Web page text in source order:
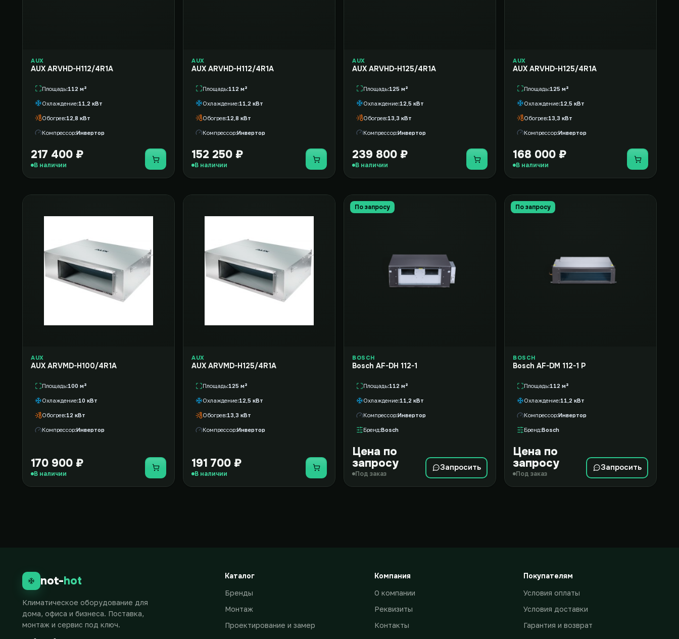
AUX
AUX ARVHD-H112/4R1A
Площадь 112 м²
Охлаждение 11,2 кВт
Обогрев 12,8 кВт
Компрессор Инвертор
217 400 ₽
В наличии Купить
AUX
AUX ARVHD-H112/4R1A
Площадь 112 м²
Охлаждение 11,2 кВт
Обогрев 12,8 кВт
Компрессор Инвертор
152 250 ₽
В наличии Купить
AUX
AUX ARVHD-H125/4R1A
Площадь 125 м²
Охлаждение 12,5 кВт
Обогрев 13,3 кВт
Компрессор Инвертор
239 800 ₽
В наличии Купить
AUX
AUX ARVHD-H125/4R1A
Площадь 125 м²
Охлаждение 12,5 кВт
Обогрев 13,3 кВт
Компрессор Инвертор
168 000 ₽
В наличии Купить
AUX
AUX ARVMD-H100/4R1A
Площадь 100 м²
Охлаждение 10 кВт
Обогрев 12 кВт
Компрессор Инвертор
170 900 ₽
В наличии Купить
AUX
AUX ARVMD-H125/4R1A
Площадь 125 м²
Охлаждение 12,5 кВт
Обогрев 13,3 кВт
Компрессор Инвертор
191 700 ₽
В наличии Купить
По запросу
BOSCH
Bosch AF-DH 112-1
Площадь 112 м²
Охлаждение 11,2 кВт
Компрессор Инвертор
Бренд Bosch
Цена по
запросу
Под заказ
Запросить
По запросу
BOSCH
Bosch AF-DM 112-1 P
Площадь 112 м²
Охлаждение 11,2 кВт
Компрессор Инвертор
Бренд Bosch
Цена по
запросу
Под заказ
Запросить
not-hot
Климатическое оборудование для
дома, офиса и бизнеса. Поставка,
монтаж и сервис под ключ.
Каталог
Бренды
Монтаж
Проектирование и замер
Компания
О компании
Реквизиты
Контакты
Покупателям
Условия оплаты
Условия доставки
Гарантия и возврат